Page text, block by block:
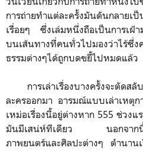
การถ่ายทำแต่ละครั้งมันดันกลายเ
เรื่อยๆ ซึ่งเล่มหนึ่งถือเป็นการเฝ้า
บนเส้นทางที่คนทั่วไปมองว่าไร้
ธรรมต่างๆได้ถูกบดขยี้ไปหมดแล้ว
การเล่าเรื่องบางครั้งจะตัดส
ละครออกมา อารมณ์แบบเล่าเหตุ
เหม่อเรื่องนี้อยู่ต่างหาก 555 ช่วงแ
มันมีเสน่ห์ทีเดียว นอกจากนี้ผู้
ภาพยนตร์และศิลปะต่างๆ ตำนาน